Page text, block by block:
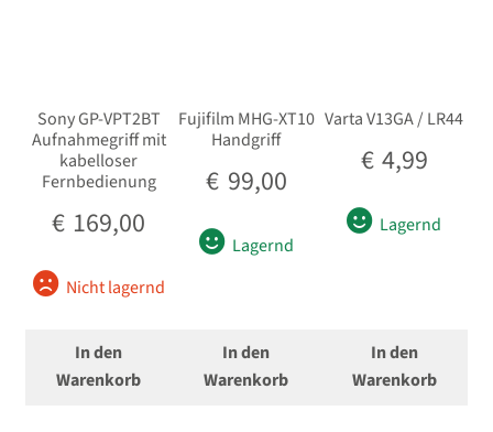
Sony GP-VPT2BT
Aufnahmegriff mit
kabelloser
Fernbedienung
€ 169,00
Nicht lagernd
In den
Warenkorb
Fujifilm MHG-XT10
Handgriff
€ 99,00
Lagernd
In den
Warenkorb
Varta V13GA / LR44
€ 4,99
Lagernd
In den
Warenkorb